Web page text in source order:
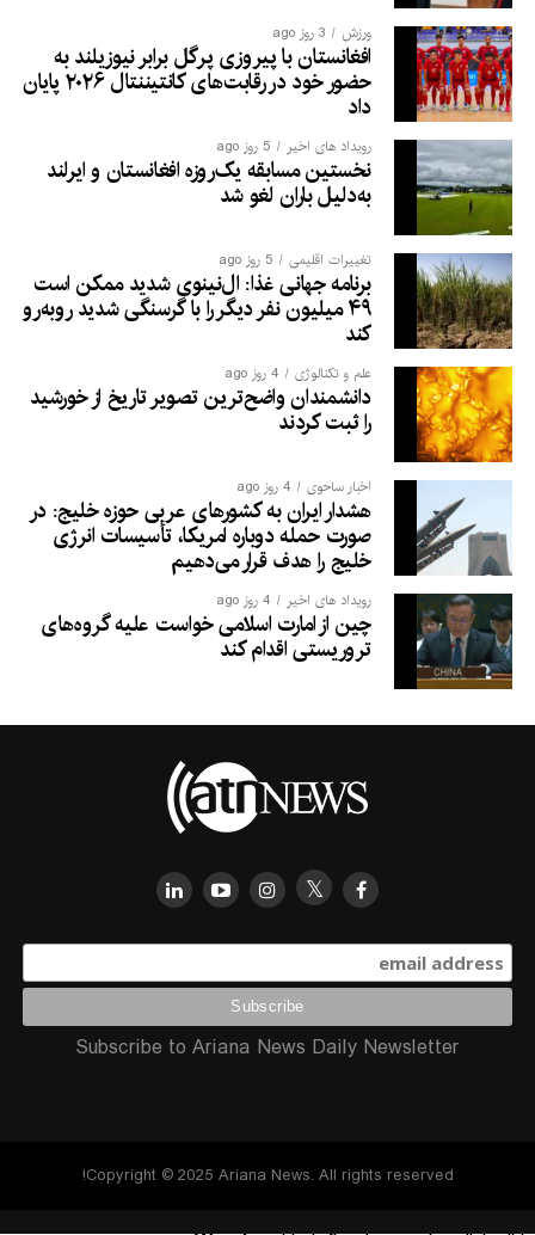
ورزش 3 روز ago
افغانستان با پیروزی پرگل برابر نیوزیلند به
حضور خود در رقابت‌های کانتیننتال ۲۰۲۶ پایان
داد
رویداد های اخیر 5 روز ago
نخستین مسابقه یک‌روزه افغانستان و ایرلند
به‌دلیل باران لغو شد
تغییرات اقلیمی 5 روز ago
برنامه جهانی غذا: ال‌نینوی شدید ممکن است
۴۹ میلیون نفر دیگر را با گرسنگی شدید روبه‌رو
کند
علم و تکنالوژی 4 روز ago
دانشمندان واضح‌ترین تصویر تاریخ از خورشید
را ثبت کردند
اخبار ساحوی 4 روز ago
هشدار ایران به کشورهای عربی حوزه خلیج: در
صورت حمله دوباره امریکا، تأسیسات انرژی
خلیج را هدف قرار می‌دهیم
رویداد های اخیر 4 روز ago
چین از امارت اسلامی خواست علیه گروه‌های
تروریستی اقدام کند
Subscribe to Ariana News Daily Newsletter
Copyright © 2025 Ariana News. All rights reserved!